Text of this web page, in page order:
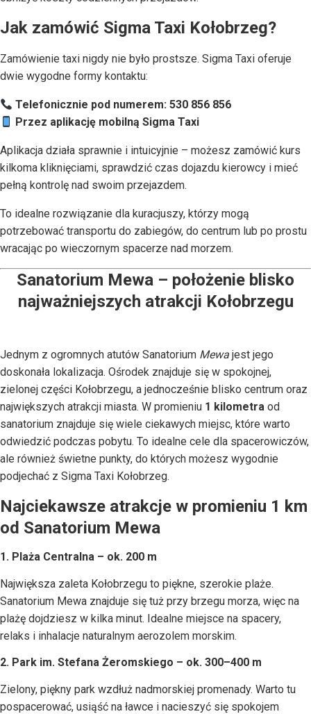
Jak zamówić Sigma Taxi Kołobrzeg?
Zamówienie taxi nigdy nie było prostsze. Sigma Taxi oferuje
dwie wygodne formy kontaktu:
Telefonicznie pod numerem: 530 856 856
Przez aplikację mobilną Sigma Taxi
Aplikacja działa sprawnie i intuicyjnie – możesz zamówić kurs
kilkoma kliknięciami, sprawdzić czas dojazdu kierowcy i mieć
pełną kontrolę nad swoim przejazdem.
To idealne rozwiązanie dla kuracjuszy, którzy mogą
potrzebować transportu do zabiegów, do centrum lub po prostu
wracając po wieczornym spacerze nad morzem.
Sanatorium Mewa – położenie blisko
najważniejszych atrakcji Kołobrzegu
Jednym z ogromnych atutów Sanatorium Mewa jest jego
doskonała lokalizacja. Ośrodek znajduje się w spokojnej,
zielonej części Kołobrzegu, a jednocześnie blisko centrum oraz
największych atrakcji miasta. W promieniu 1 kilometra od
sanatorium znajduje się wiele ciekawych miejsc, które warto
odwiedzić podczas pobytu. To idealne cele dla spacerowiczów,
ale również świetne punkty, do których możesz wygodnie
podjechać z Sigma Taxi Kołobrzeg.
Najciekawsze atrakcje w promieniu 1 km
od Sanatorium Mewa
1. Plaża Centralna – ok. 200 m
Największa zaleta Kołobrzegu to piękne, szerokie plaże.
Sanatorium Mewa znajduje się tuż przy brzegu morza, więc na
plażę dojdziesz w kilka minut. Idealne miejsce na spacery,
relaks i inhalacje naturalnym aerozolem morskim.
2. Park im. Stefana Żeromskiego – ok. 300–400 m
Zielony, piękny park wzdłuż nadmorskiej promenady. Warto tu
pospacerować, usiąść na ławce i nacieszyć się spokojem